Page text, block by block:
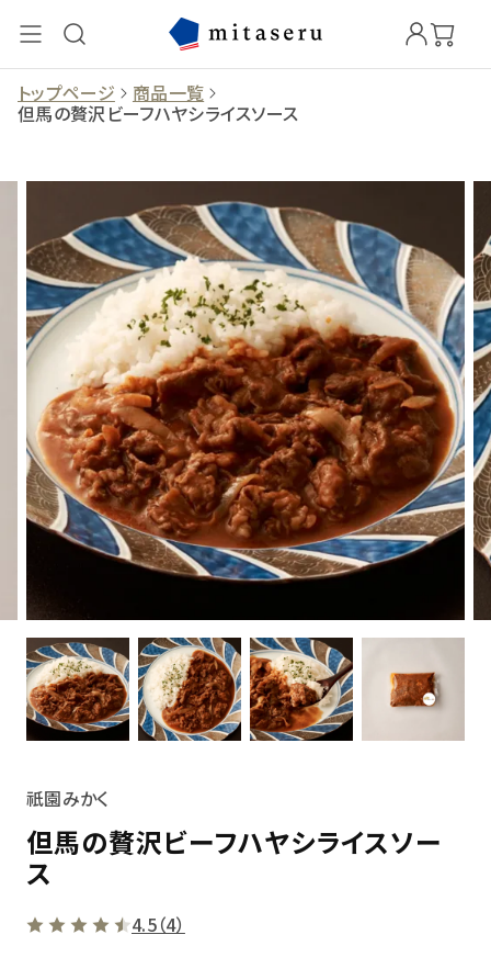
トップページ 商品一覧
但馬の贅沢ビーフハヤシライスソース
祇園みかく
但馬の贅沢ビーフハヤシライスソー
ス
4.5（4）